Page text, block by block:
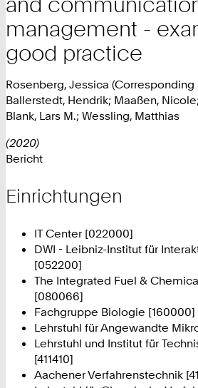
management -
good practice
Rosenberg, Jessica (Corresponding
Ballerstedt, Hendrik; Maaßen,
Blank, Lars M.; Wessling, Matthias
(2020)
Bericht
Einrichtungen
IT Center [022000]
DWI - Leibniz-Institut für
[052200]
The Integrated Fuel &
[080066]
Fachgruppe Biologie [160000]
Lehrstuhl für Angewandte
Lehrstuhl und Institut für
[411410]
Aachener Verfahrenstechnik